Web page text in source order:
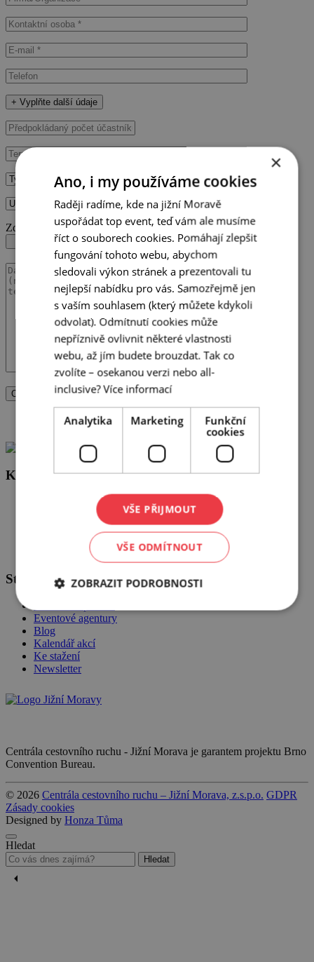
+ Vyplňte další údaje
Zde můžete nahrát váš RFP dokument.
Odeslat
Odesláním souhlasíte sezásadami ochrany osobních údajů
Kontakt
info@brnoconvention.cz
+420 724 795 915
Stránky
Eventové agentury
Blog
Kalendář akcí
Ke stažení
Newsletter
Centrála cestovního ruchu - Jižní Morava je garantem projektu Brno
Convention Bureau.
© 2026 Centrála cestovního ruchu – Jižní Morava, z.s.p.o. GDPR
Zásady cookies
Designed by Honza Tůma
Hledat
Hledat
×
Ano, i my používáme cookies
Raději radíme, kde na jižní Moravě
uspořádat top event, teď vám ale musíme
říct o souborech cookies. Pomáhají zlepšit
fungování tohoto webu, abychom
sledovali výkon stránek a prezentovali tu
nejlepší nabídku pro vás. Samozřejmě jen
s vaším souhlasem (který můžete kdykoli
odvolat). Odmítnutí cookies může
nepříznivě ovlivnit některé vlastnosti
webu, až jím budete brouzdat. Tak co
zvolíte – osekanou verzi nebo all-
inclusive? Více informací
Analytika Marketing
Funkční
cookies
VŠE PŘIJMOUT
VŠE ODMÍTNOUT
ZOBRAZIT PODROBNOSTI